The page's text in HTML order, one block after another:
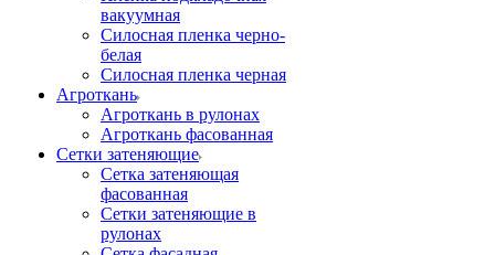
вакуумная
Силосная пленка черно-
белая
Силосная пленка черная
Агроткань
Агроткань в рулонах
Агроткань фасованная
Сетки затеняющие
Сетка затеняющая
фасованная
Сетки затеняющие в
рулонах